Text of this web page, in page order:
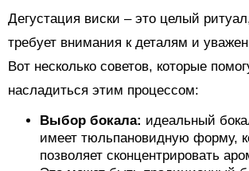
Дегустация виски – это целый
требует внимания к деталям и
Вот несколько советов, которые
насладиться этим процессом:
Выбор бокала: идеальный
имеет тюльпановидную форму,
позволяет сконцентрировать